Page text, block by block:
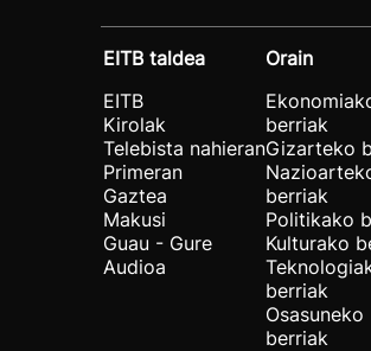
EITB taldea
EITB
Kirolak
Telebista nahieran
Primeran
Gaztea
Makusi
Guau - Gure
Audioa
Orain
berriak
Gizarteko
berriak
Politikako
Kulturako
berriak
Osasuneko
berriak